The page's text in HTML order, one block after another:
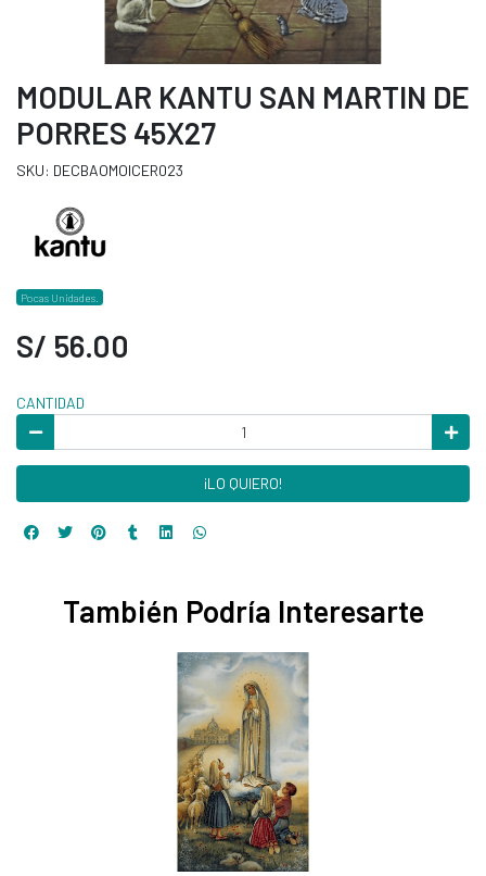
MODULAR KANTU SAN MARTIN DE
PORRES 45X27
SKU: DECBAOMOICER023
Pocas Unidades.
S/ 56.00
CANTIDAD
¡LO QUIERO!
También Podría Interesarte